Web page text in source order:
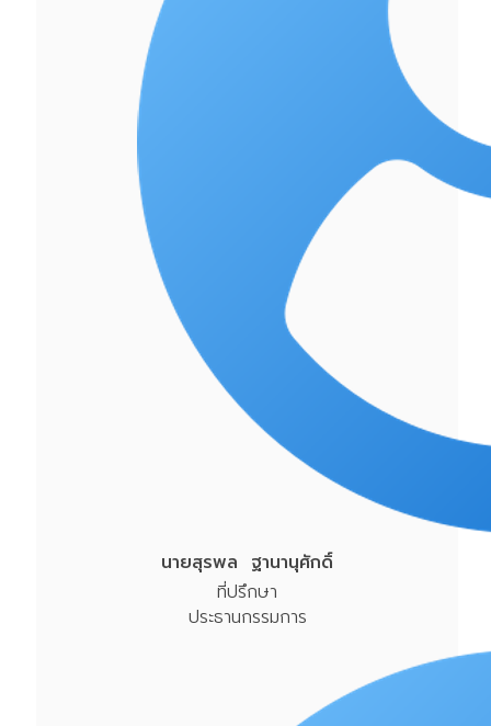
นายสุรพล ฐานานุศักดิ์
ที่ปรึกษา
ประธานกรรมการ